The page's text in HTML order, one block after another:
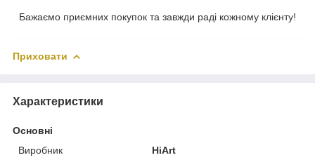
Бажаємо приємних покупок та завжди раді кожному клієнту!
Приховати
Характеристики
Основні
Виробник
HiArt